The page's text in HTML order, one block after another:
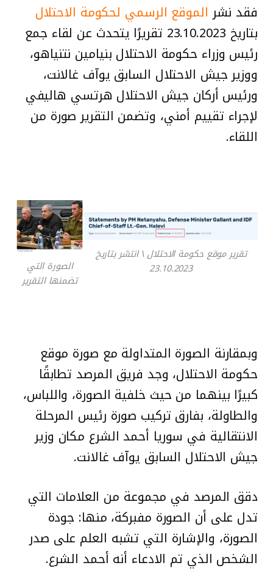
فقد نشر الموقع الرسمي لحكومة الاحتلال
بتاريخ 23.10.2023 تقريرًا يتحدث عن لقاء جمع
رئيس وزراء حكومة الاحتلال بنيامين نتنياهو،
ووزير جيش الاحتلال السابق يوآف غالانت،
ورئيس أركان جيش الاحتلال هرتسي هاليفي
لإجراء تقييم أمني، وتضمن التقرير صورة من
اللقاء.
تقرير موقع حكومة الاحتلال \ انتشر بتاريخ
23.10.2023
الصورة التي
تضمنها التقرير
وبمقارنة الصورة المتداولة مع صورة موقع
حكومة الاحتلال، وجد فريق المرصد تطابقًا
كبيرًا بينهما من حيث خلفية الصورة، واللباس،
والطاولة، بفارق تركيب صورة رئيس المرحلة
الانتقالية في سوريا أحمد الشرع مكان وزير
جيش الاحتلال السابق يوآف غالانت.
دقق المرصد في مجموعة من العلامات التي
تدل على أن الصورة مفبركة، منها: جودة
الصورة، والإشارة التي تشبه العلم على صدر
الشخص الذي تم الادعاء أنه أحمد الشرع.